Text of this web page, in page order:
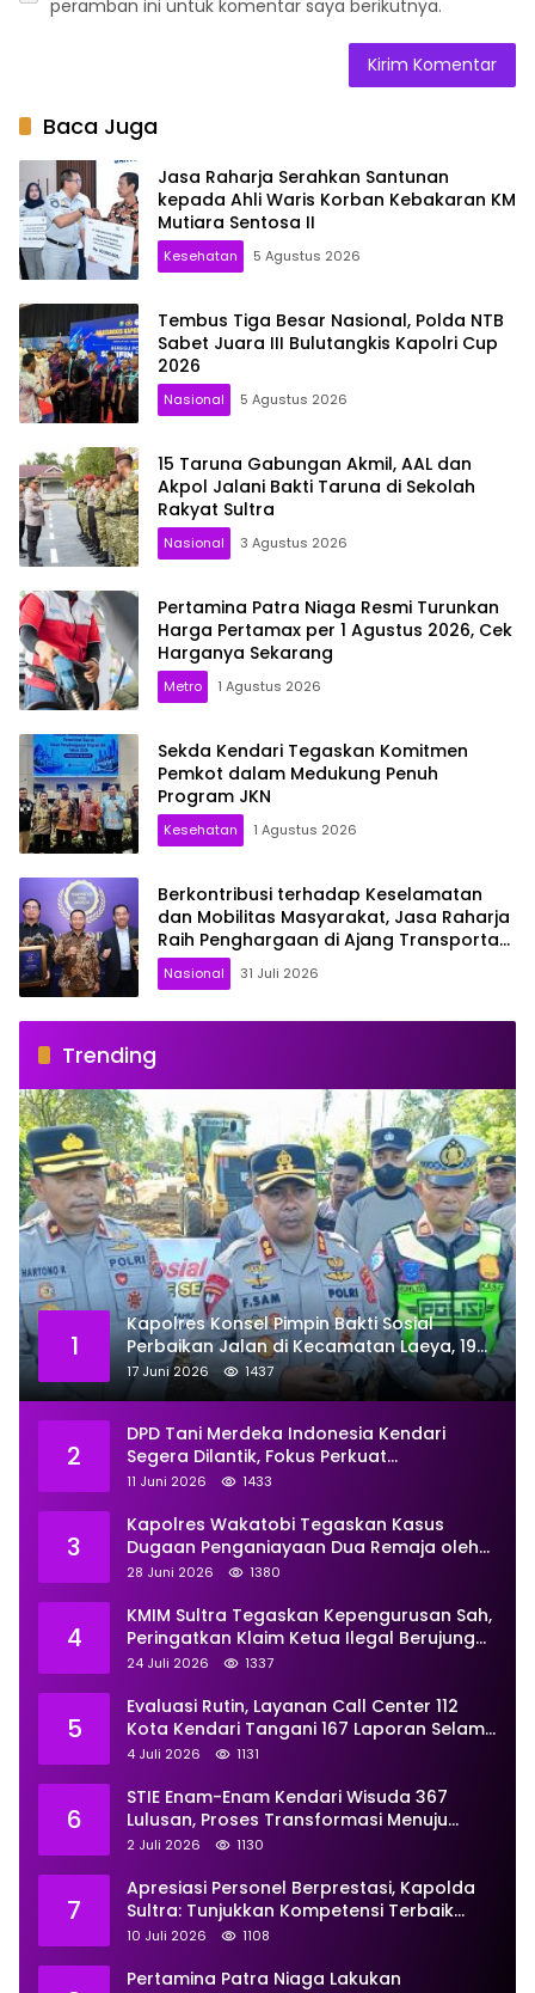
peramban ini untuk komentar saya berikutnya.
Baca Juga
Jasa Raharja Serahkan Santunan
kepada Ahli Waris Korban Kebakaran KM
Mutiara Sentosa II
Kesehatan 5 Agustus 2026
Tembus Tiga Besar Nasional, Polda NTB
Sabet Juara III Bulutangkis Kapolri Cup
2026
Nasional 5 Agustus 2026
15 Taruna Gabungan Akmil, AAL dan
Akpol Jalani Bakti Taruna di Sekolah
Rakyat Sultra
Nasional 3 Agustus 2026
Pertamina Patra Niaga Resmi Turunkan
Harga Pertamax per 1 Agustus 2026, Cek
Harganya Sekarang
Metro 1 Agustus 2026
Sekda Kendari Tegaskan Komitmen
Pemkot dalam Medukung Penuh
Program JKN
Kesehatan 1 Agustus 2026
Berkontribusi terhadap Keselamatan
dan Mobilitas Masyarakat, Jasa Raharja
Raih Penghargaan di Ajang Transportasi
Indonesia Awards 2026
Nasional 31 Juli 2026
Trending
1
Kapolres Konsel Pimpin Bakti Sosial
Perbaikan Jalan di Kecamatan Laeya, 19
Titik Rusak Siap Ditambal
17 Juni 2026 1437
2
DPD Tani Merdeka Indonesia Kendari
Segera Dilantik, Fokus Perkuat
Pemberdayaan
11 Juni 2026 1433
3
Kapolres Wakatobi Tegaskan Kasus
Dugaan Penganiayaan Dua Remaja oleh
Dua Anggota Ditangani Secara
28 Juni 2026 1380
4
KMIM Sultra Tegaskan Kepengurusan Sah,
Peringatkan Klaim Ketua Ilegal Berujung
Proses Hukum
24 Juli 2026 1337
5
Evaluasi Rutin, Layanan Call Center 112
Kota Kendari Tangani 167 Laporan Selama
Juni
4 Juli 2026 1131
6
STIE Enam-Enam Kendari Wisuda 367
Lulusan, Proses Transformasi Menuju
Universitas Resmi Diterima
2 Juli 2026 1130
7
Apresiasi Personel Berprestasi, Kapolda
Sultra: Tunjukkan Kompetensi Terbaik
untuk Masyarakat
10 Juli 2026 1108
Pertamina Patra Niaga Lakukan